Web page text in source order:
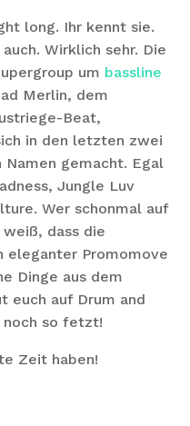
long. Ihr kennt sie.
Wirklich sehr. Die
um bassline
Merlin, dem
Beat,
in den letzten zwei
gemacht. Egal
Jungle Luv
Wer schonmal auf
dass die
eleganter Promomove
Dinge aus dem
euch auf Drum and
noch so fetzt!
Zeit haben!